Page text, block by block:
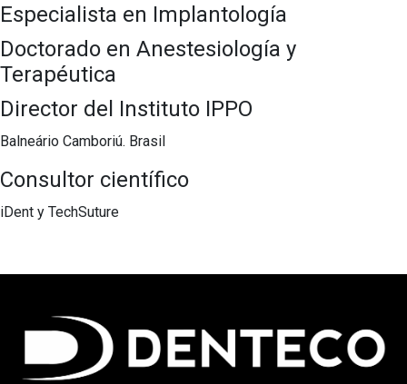
Especialista en Implantología
Doctorado en Anestesiología y
Terapéutica
Director del Instituto IPPO
Balneário Camboriú. Brasil
Consultor científico
iDent y TechSuture